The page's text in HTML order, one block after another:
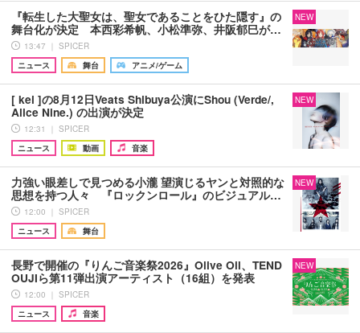
『転生した大聖女は、聖女であることをひた隠す』の
舞台化が決定 本西彩希帆、小松準弥、井阪郁巳が…
13:47 ｜ SPICER
ニュース
舞台 アニメ/ゲーム
NEW
[ kei ]の8月12日Veats Shibuya公演にShou (Verde/,
Alice Nine.) の出演が決定
12:31 ｜ SPICER
ニュース
動画 音楽
NEW
力強い眼差しで見つめる小瀧 望演じるヤンと対照的な
思想を持つ人々 『ロックンロール』のビジュアル…
12:00 ｜ SPICER
ニュース
舞台
NEW
長野で開催の『りんご音楽祭2026』Olive Oil、TEND
OUJIら第11弾出演アーティスト（16組）を発表
12:00 ｜ SPICER
ニュース
音楽
NEW